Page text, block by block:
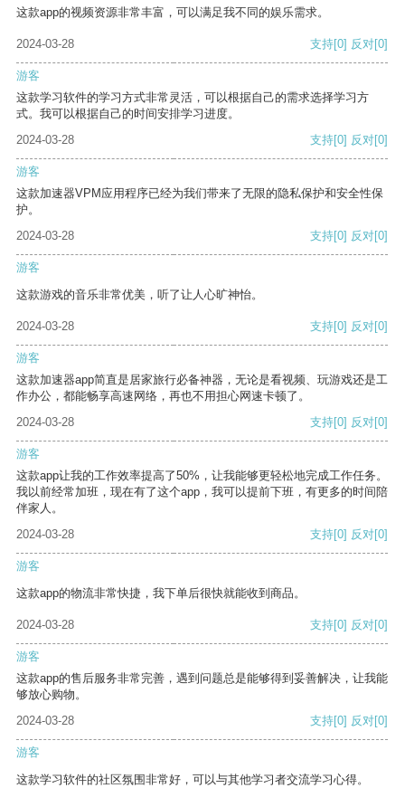
这款app的视频资源非常丰富，可以满足我不同的娱乐需求。
2024-03-28 支持[0] 反对[0]
游客
这款学习软件的学习方式非常灵活，可以根据自己的需求选择学习方
式。我可以根据自己的时间安排学习进度。
2024-03-28
支持[0] 反对[0]
游客
这款加速器VPM应用程序已经为我们带来了无限的隐私保护和安全性保
护。
2024-03-28
支持[0] 反对[0]
游客
这款游戏的音乐非常优美，听了让人心旷神怡。
2024-03-28 支持[0] 反对[0]
游客
这款加速器app简直是居家旅行必备神器，无论是看视频、玩游戏还是工
作办公，都能畅享高速网络，再也不用担心网速卡顿了。
2024-03-28
支持[0] 反对[0]
游客
这款app让我的工作效率提高了50%，让我能够更轻松地完成工作任务。
我以前经常加班，现在有了这个app，我可以提前下班，有更多的时间陪
伴家人。
2024-03-28
支持[0] 反对[0]
游客
这款app的物流非常快捷，我下单后很快就能收到商品。
2024-03-28 支持[0] 反对[0]
游客
这款app的售后服务非常完善，遇到问题总是能够得到妥善解决，让我能
够放心购物。
2024-03-28
支持[0] 反对[0]
游客
这款学习软件的社区氛围非常好，可以与其他学习者交流学习心得。